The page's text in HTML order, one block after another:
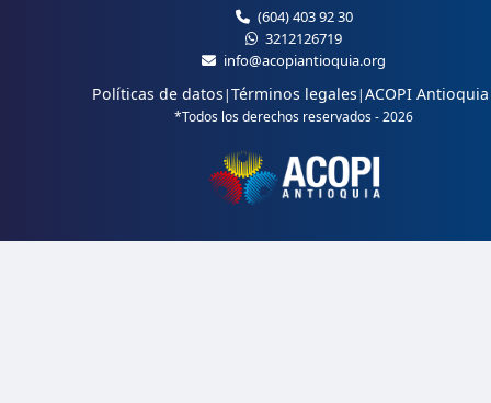
(604) 403 92 30
3212126719
info@acopiantioquia.org
Políticas de datos|Términos legales|ACOPI Antioquia
*Todos los derechos reservados - 2026